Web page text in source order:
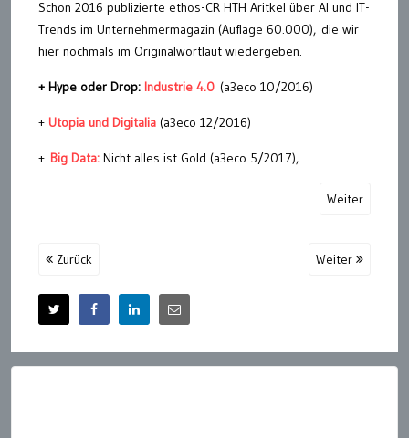
Schon 2016 publizierte ethos-CR HTH Aritkel über AI und IT-
Trends im Unternehmermagazin (Auflage 60.000), die wir
hier nochmals im Originalwortlaut wiedergeben.
+ Hype oder Drop: Industrie 4.0 (a3eco 10/2016)
+ Utopia und Digitalia (a3eco 12/2016)
+ Big Data: Nicht alles ist Gold (a3eco 5/2017),
Weiter
Zurück Weiter